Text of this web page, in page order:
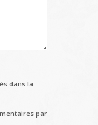
dans la
par